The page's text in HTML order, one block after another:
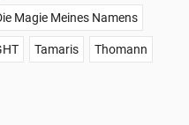
Magie Meines Namens
Tamaris Thomann